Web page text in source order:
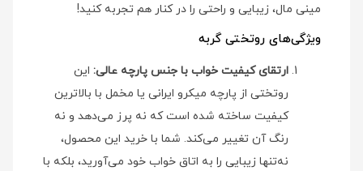
مینی‌ مال، زیبایی و راحتی را در کنار هم تجربه کنید!
ویژگی‌های روتختی گربه
ارتقای کیفیت خواب با جنس پارچه عالی: این
روتختی از پارچه میکرو ایرانی یا مخمل با بالاترین
کیفیت ساخته شده است که نه پرز می‌دهد و نه
رنگ آن تغییر می‌کند. شما با خرید این محصول،
نه‌تنها زیبایی را به اتاق خواب خود می‌آورید، بلکه با